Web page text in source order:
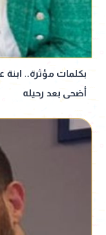
بكلمات مؤثرة.. ابنة
أضحى بعد رحيله